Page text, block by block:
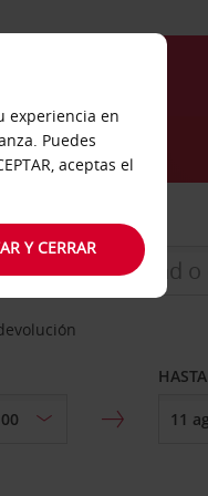
HASTA
experiencia en
Puedes
aceptas el
Y CERRAR